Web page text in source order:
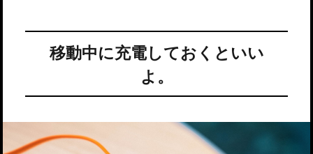
移動中に充電しておくといい
よ。